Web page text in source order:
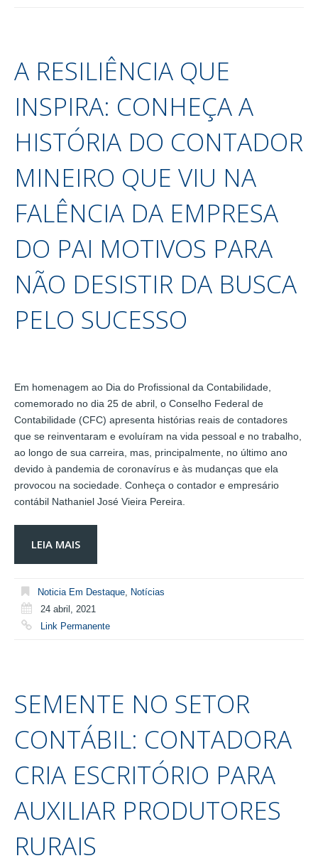
A RESILIÊNCIA QUE
INSPIRA: CONHEÇA A
HISTÓRIA DO CONTADOR
MINEIRO QUE VIU NA
FALÊNCIA DA EMPRESA
DO PAI MOTIVOS PARA
NÃO DESISTIR DA BUSCA
PELO SUCESSO
Em homenagem ao Dia do Profissional da Contabilidade,
comemorado no dia 25 de abril, o Conselho Federal de
Contabilidade (CFC) apresenta histórias reais de contadores
que se reinventaram e evoluíram na vida pessoal e no trabalho,
ao longo de sua carreira, mas, principalmente, no último ano
devido à pandemia de coronavírus e às mudanças que ela
provocou na sociedade. Conheça o contador e empresário
contábil Nathaniel José Vieira Pereira.
LEIA MAIS
Noticia Em Destaque, Notícias
24 abril, 2021
Link Permanente
SEMENTE NO SETOR
CONTÁBIL: CONTADORA
CRIA ESCRITÓRIO PARA
AUXILIAR PRODUTORES
RURAIS